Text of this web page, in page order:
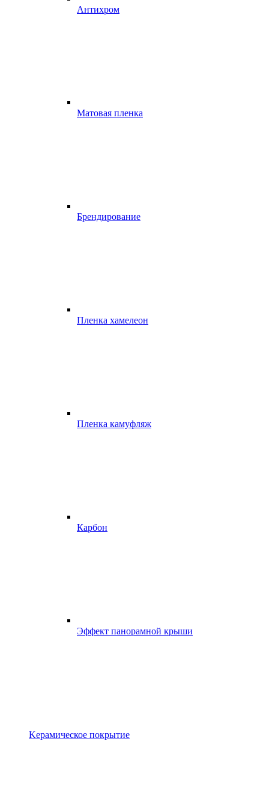
Антихром
Матовая пленка
Брендирование
Пленка хамелеон
Пленка камуфляж
Карбон
Эффект панорамной крыши
Kерамическое покрытие